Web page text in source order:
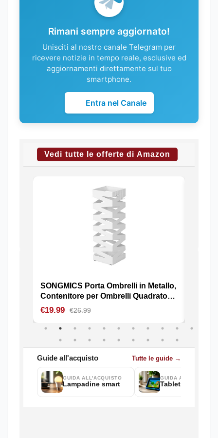
Rimani sempre aggiornato!
Unisciti al nostro canale Telegram per
ricevere notizie in tempo reale, esclusive ed
aggiornamenti direttamente sul tuo
smartphone.
Entra nel Canale